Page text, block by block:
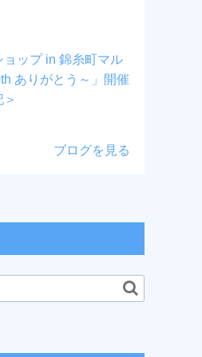
ョップ in 錦糸町マル
ありがとう～」開催
ブログを見る